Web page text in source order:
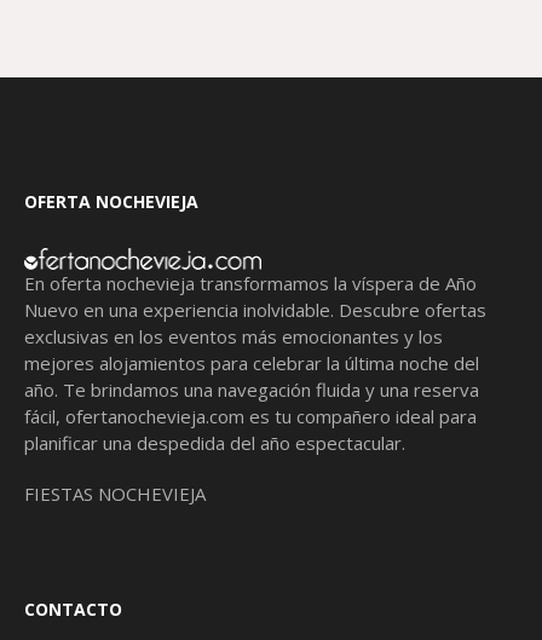
OFERTA NOCHEVIEJA
En oferta nochevieja transformamos la víspera de Año
Nuevo en una experiencia inolvidable. Descubre ofertas
exclusivas en los eventos más emocionantes y los
mejores alojamientos para celebrar la última noche del
año. Te brindamos una navegación fluida y una reserva
fácil,ofertanochevieja.com es tu compañero ideal para
planificar una despedida del año espectacular.
FIESTAS NOCHEVIEJA
CONTACTO